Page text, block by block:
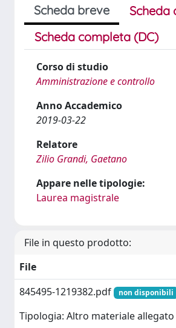
Scheda breve
Scheda
Scheda completa (DC)
Corso di studio
Amministrazione e controllo
Anno Accademico
2019-03-22
Relatore
Zilio Grandi, Gaetano
Appare nelle tipologie:
Laurea magistrale
File in questo prodotto:
File
845495-1219382.pdf
non disponibili
Tipologia: Altro materiale allegato